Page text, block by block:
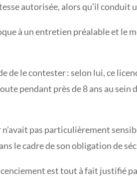
autorisée, alors qu’il conduit
à un entretien préalable et le
de le contester : selon lui, ce
pendant près de 8 ans au
pas particulièrement
le cadre de son obligation de
est tout à fait justifié